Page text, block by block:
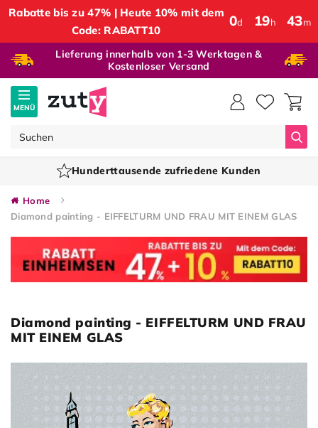
Rabatte bis zu 47% | Heute 10% mit dem
Code: RABATT10
0d 19h 43m
Lieferung innerhalb von 1-3 Werktagen &
Kostenloser Versand
MENÜ
Hunderttausende zufriedene Kunden
Home
Diamond painting - EIFFELTURM UND FRAU MIT EINEM GLAS
Diamond painting - EIFFELTURM UND FRAU
MIT EINEM GLAS